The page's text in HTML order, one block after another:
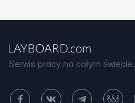
Serwis pracy na całym świecie.